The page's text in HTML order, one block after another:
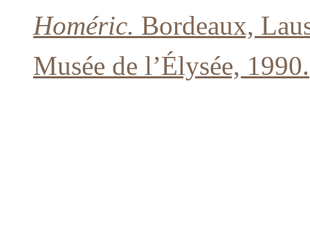
Homéric. Bordeaux,
Musée de l’Élysée, 1990.